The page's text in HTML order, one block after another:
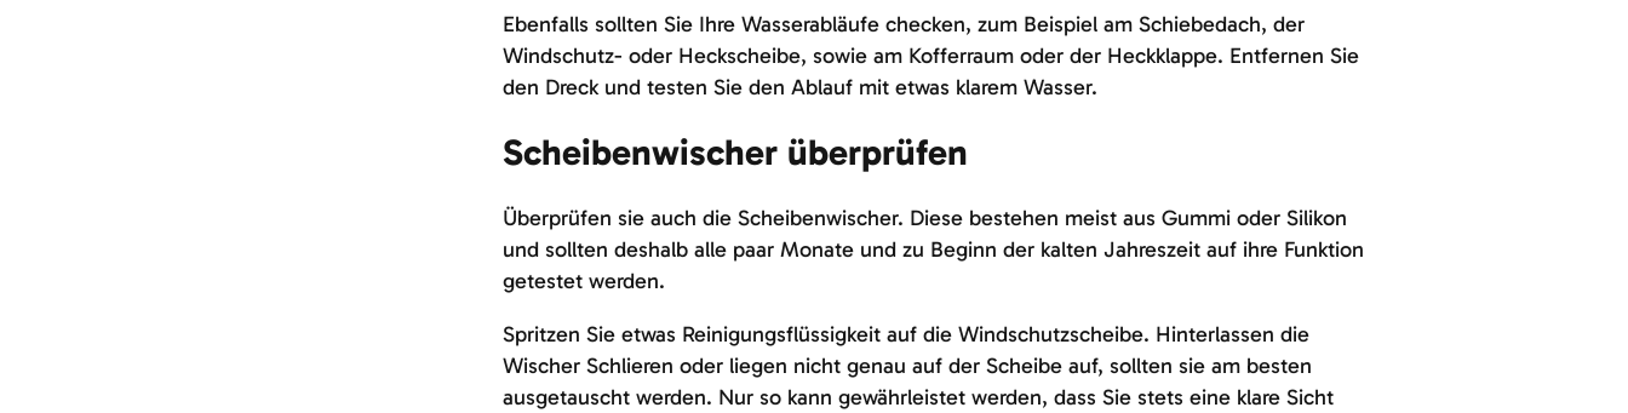
Ebenfalls sollten Sie Ihre Wasserabläufe checken, zum Beispiel am Schiebedach, der
Windschutz- oder Heckscheibe, sowie am Kofferraum oder der Heckklappe. Entfernen Sie
den Dreck und testen Sie den Ablauf mit etwas klarem Wasser.
Scheibenwischer überprüfen
Überprüfen sie auch die Scheibenwischer. Diese bestehen meist aus Gummi oder Silikon
und sollten deshalb alle paar Monate und zu Beginn der kalten Jahreszeit auf ihre Funktion
getestet werden.
Spritzen Sie etwas Reinigungsflüssigkeit auf die Windschutzscheibe. Hinterlassen die
Wischer Schlieren oder liegen nicht genau auf der Scheibe auf, sollten sie am besten
ausgetauscht werden. Nur so kann gewährleistet werden, dass Sie stets eine klare Sicht